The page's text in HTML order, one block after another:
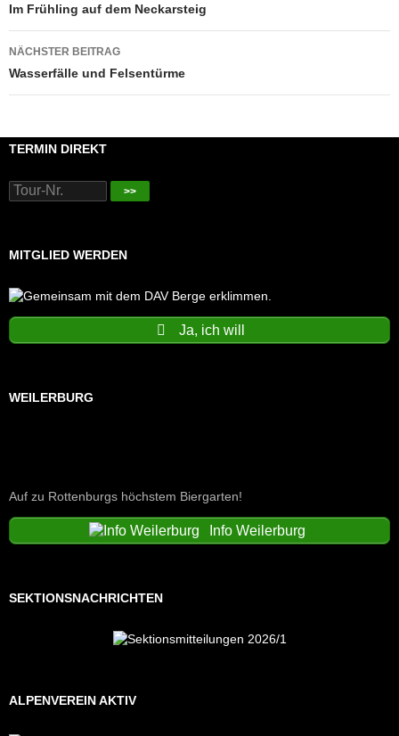
Im Frühling auf dem Neckarsteig
NÄCHSTER BEITRAG
Wasserfälle und Felsentürme
TERMIN DIREKT
>>
MITGLIED WERDEN
Ja, ich will
WEILERBURG
Auf zu Rottenburgs höchstem Biergarten!
Info Weilerburg
SEKTIONSNACHRICHTEN
ALPENVEREIN AKTIV